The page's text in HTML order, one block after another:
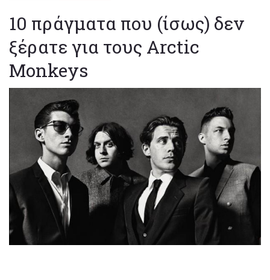
10 πράγματα που (ίσως) δεν
ξέρατε για τους Arctic
Monkeys